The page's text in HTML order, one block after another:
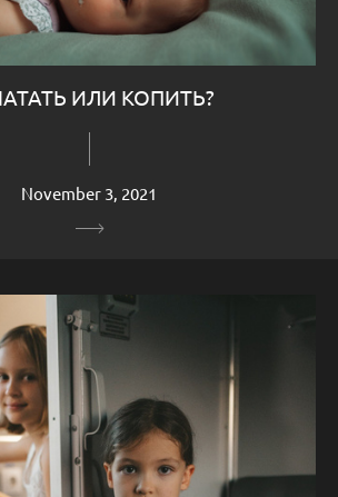
ИЛИ КОПИТЬ?
November 3, 2021